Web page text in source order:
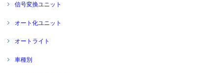
信号変換ユニット
オート化ユニット
オートライト
車種別